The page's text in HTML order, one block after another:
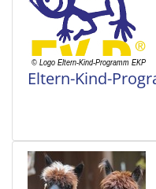
Eltern-Kind-